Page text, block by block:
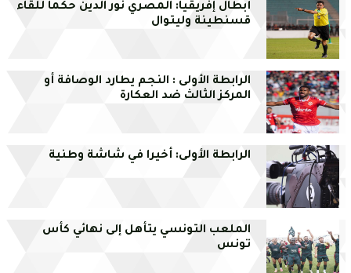
أبطال إفريقيا: المصري نور الدين حكما للقاء
قسنطينة وليتوال
الرابطة الأولى : النجم يطارد الوصافة أو
المركز الثالث ضد العكارة
الرابطة الأولى: أخيرا في شاشة وطنية
الملعب التونسي يتأهل إلى نهائي كأس
تونس